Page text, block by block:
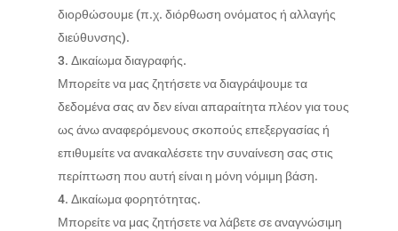
διορθώσουμε (π.χ. διόρθωση ονόματος ή αλλαγής
διεύθυνσης).
Δικαίωμα διαγραφής.
Μπορείτε να μας ζητήσετε να διαγράψουμε τα
δεδομένα σας αν δεν είναι απαραίτητα πλέον για τους
ως άνω αναφερόμενους σκοπούς επεξεργασίας ή
επιθυμείτε να ανακαλέσετε την συναίνεση σας στις
περίπτωση που αυτή είναι η μόνη νόμιμη βάση.
Δικαίωμα φορητότητας.
Μπορείτε να μας ζητήσετε να λάβετε σε αναγνώσιμη